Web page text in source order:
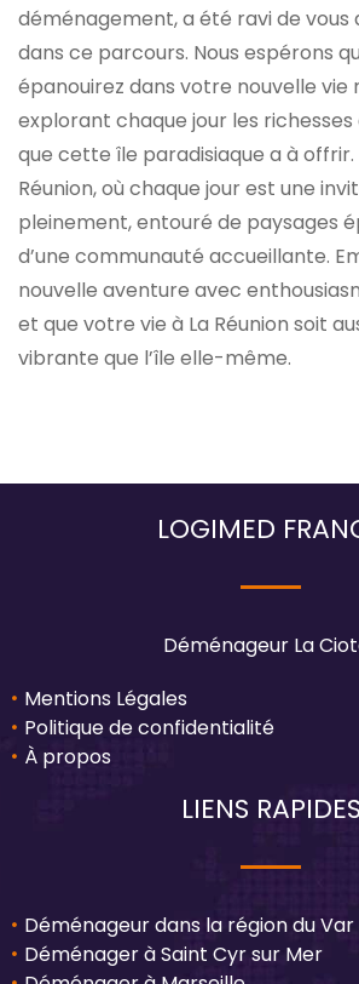
déménagement, a été ravi de
dans ce parcours. Nous espérons
épanouirez dans votre nouvelle vie
explorant chaque jour les richesses
que cette île paradisiaque a à offrir.
Réunion, où chaque jour est une
pleinement, entouré de paysages
d’une communauté accueillante.
nouvelle aventure avec
et que votre vie à La Réunion soit
vibrante que l’île elle-même.
LOGIMED
Déménageur La
Mentions Légales
Politique de confidentialité
À propos
LIENS RAPIDES
Déménageur dans la région du Var
Déménager à Saint Cyr sur Mer